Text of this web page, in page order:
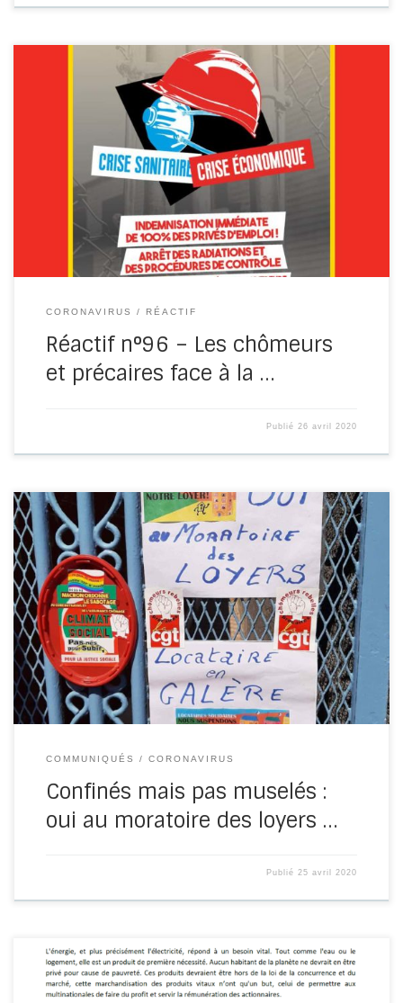
Avril – Mai – Juin 2020 Au sommaire : – L’édito de Pierre,
secrétaire général du CNTPEP : « Leurs profits, […]
CORONAVIRUS RÉACTIF
Réactif n°96 – Les chômeurs
et précaires face à la …
Publié 26 avril 2020
Samedi 25 Avril, le Comité National CGT des Travailleurs
Privés d’Emploi et précaires a organisé un évènement sur
le réseau […]
COMMUNIQUÉS CORONAVIRUS
Confinés mais pas muselés :
oui au moratoire des loyers …
Publié25 avril 2020